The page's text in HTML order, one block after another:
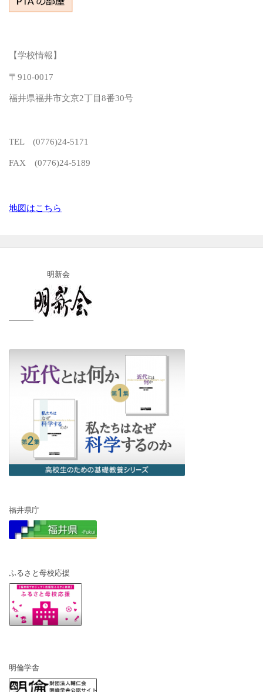
【学校情報】
〒910-0017
福井県福井市文京2丁目8番30号
TEL (0776)24-5171
FAX (0776)24-5189
地図はこちら
明新会
福井県庁
ふるさと母校応援
明倫学舎